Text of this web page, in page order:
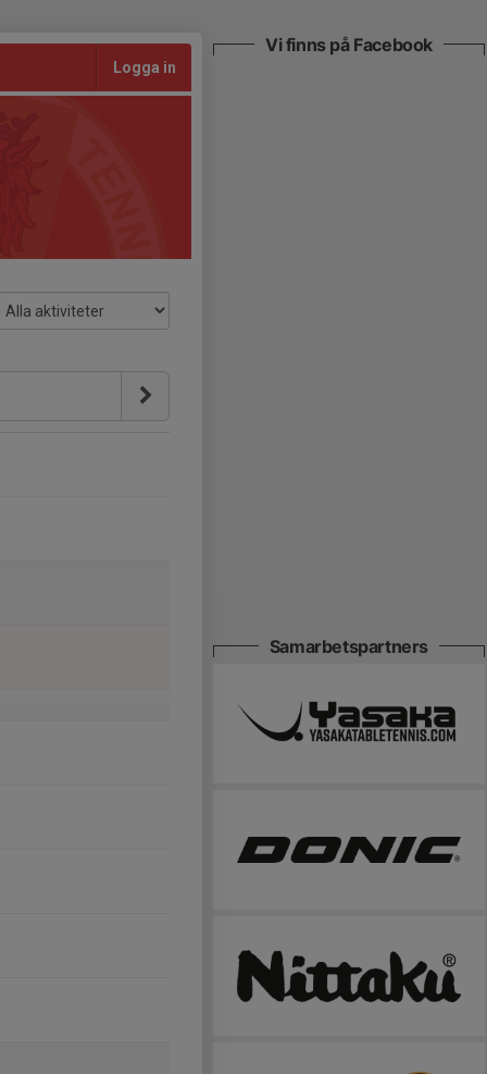
Logga in
Vi finns på Facebook
Samarbetspartners